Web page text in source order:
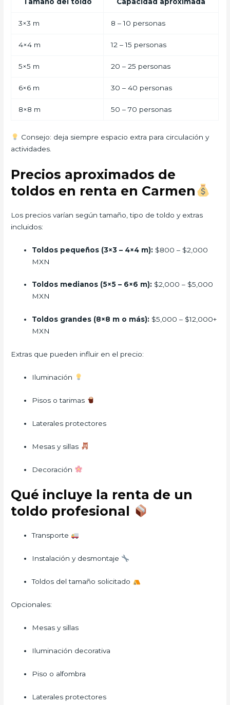
Tamaño del toldo Capacidad aproximada
3×3 m 8 – 10 personas
4×4 m 12 – 15 personas
5×5 m 20 – 25 personas
6×6 m 30 – 40 personas
8×8 m 50 – 70 personas
Consejo: deja siempre espacio extra para circulación y
actividades.
Precios aproximados de
toldos en renta en Carmen
Los precios varían según tamaño, tipo de toldo y extras
incluidos:
Toldos pequeños (3×3 – 4×4 m): $800 – $2,000
MXN
Toldos medianos (5×5 – 6×6 m): $2,000 – $5,000
MXN
Toldos grandes (8×8 m o más): $5,000 – $12,000+
MXN
Extras que pueden influir en el precio:
Iluminación
Pisos o tarimas
Laterales protectores
Mesas y sillas
Decoración
Qué incluye la renta de un
toldo profesional
Transporte
Instalación y desmontaje
Toldos del tamaño solicitado
Opcionales:
Mesas y sillas
Iluminación decorativa
Piso o alfombra
Laterales protectores